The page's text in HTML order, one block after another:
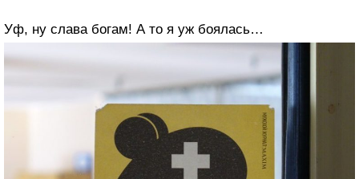
Уф, ну слава богам! А то я уж боялась…